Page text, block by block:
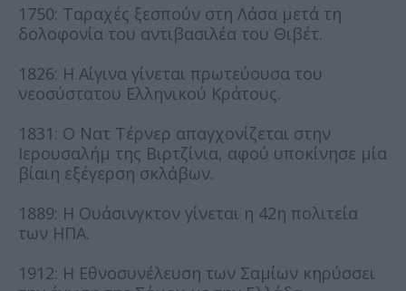
1750: Ταραχές ξεσπούν στη Λάσα μετά τη
δολοφονία του αντιβασιλέα του Θιβέτ.
1826: Η Αίγινα γίνεται πρωτεύουσα του
νεοσύστατου Ελληνικού Κράτους.
1831: Ο Νατ Τέρνερ απαγχονίζεται στην
Ιερουσαλήμ της Βιρτζίνια, αφού υποκίνησε μία
βίαιη εξέγερση σκλάβων.
1889: Η Ουάσινγκτον γίνεται η 42η πολιτεία
των ΗΠΑ.
1912: Η Εθνοσυνέλευση των Σαμίων κηρύσσει